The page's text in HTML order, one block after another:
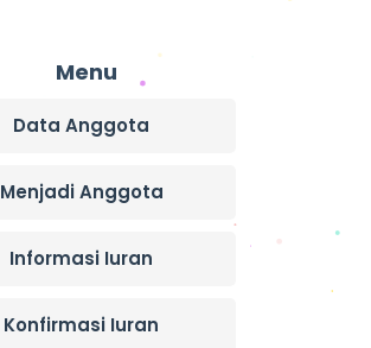
Menu
Data Anggota
Menjadi Anggota
Informasi Iuran
Konfirmasi Iuran